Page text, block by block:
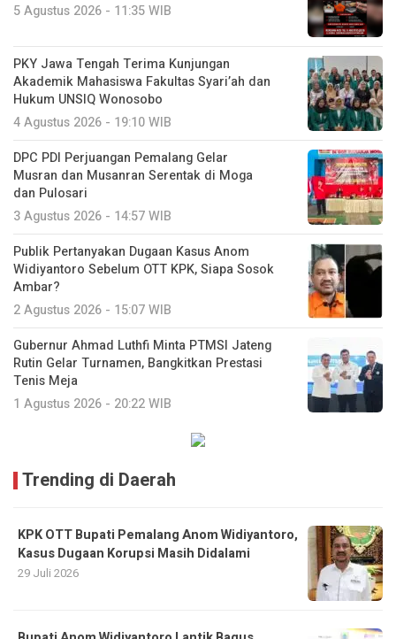
5 Agustus 2026 - 11:35 WIB
PKY Jawa Tengah Terima Kunjungan
Akademik Mahasiswa Fakultas Syari’ah dan
Hukum UNSIQ Wonosobo
4 Agustus 2026 - 19:10 WIB
DPC PDI Perjuangan Pemalang Gelar
Musran dan Musanran Serentak di Moga
dan Pulosari
3 Agustus 2026 - 14:57 WIB
Publik Pertanyakan Dugaan Kasus Anom
Widiyantoro Sebelum OTT KPK, Siapa Sosok
Ambar?
2 Agustus 2026 - 15:07 WIB
Gubernur Ahmad Luthfi Minta PTMSI Jateng
Rutin Gelar Turnamen, Bangkitkan Prestasi
Tenis Meja
1 Agustus 2026 - 20:22 WIB
Trending di Daerah
KPK OTT Bupati Pemalang Anom Widiyantoro,
Kasus Dugaan Korupsi Masih Didalami
29 Juli 2026